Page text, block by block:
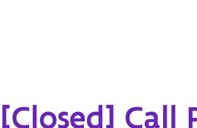
[Closed] Call